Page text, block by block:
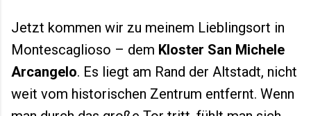
Jetzt kommen wir zu meinem Lieblingsort in
Montescaglioso – dem Kloster San Michele
Arcangelo. Es liegt am Rand der Altstadt, nicht
weit vom historischen Zentrum entfernt. Wenn